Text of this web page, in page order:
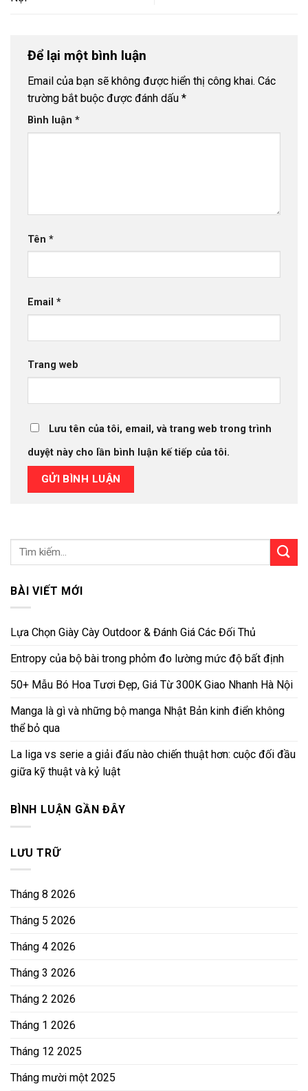
Để lại một bình luận
Email của bạn sẽ không được hiển thị công khai. Các
trường bắt buộc được đánh dấu *
Bình luận *
Tên *
Email *
Trang web
Lưu tên của tôi, email, và trang web trong trình
duyệt này cho lần bình luận kế tiếp của tôi.
BÀI VIẾT MỚI
Lựa Chọn Giày Cày Outdoor & Đánh Giá Các Đối Thủ
Entropy của bộ bài trong phỏm đo lường mức độ bất định
50+ Mẫu Bó Hoa Tươi Đẹp, Giá Từ 300K Giao Nhanh Hà Nội
Manga là gì và những bộ manga Nhật Bản kinh điển không
thể bỏ qua
La liga vs serie a giải đấu nào chiến thuật hơn: cuộc đối đầu
giữa kỹ thuật và kỷ luật
BÌNH LUẬN GẦN ĐÂY
LƯU TRỮ
Tháng 8 2026
Tháng 5 2026
Tháng 4 2026
Tháng 3 2026
Tháng 2 2026
Tháng 1 2026
Tháng 12 2025
Tháng mười một 2025